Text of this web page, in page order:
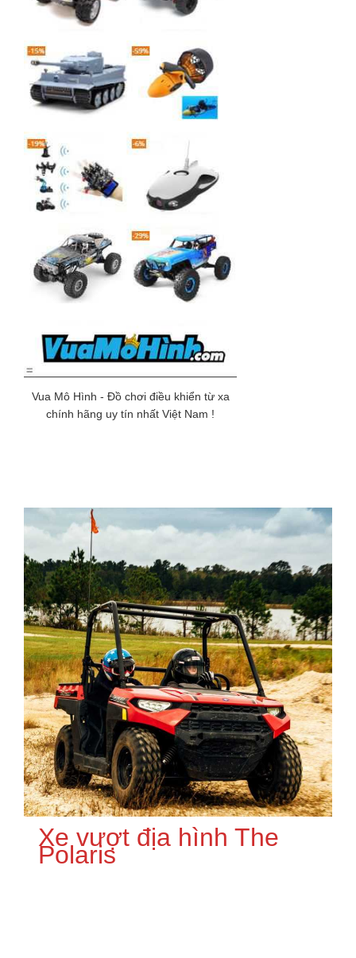
Vua Mô Hình - Đồ chơi điều khiển từ xa
chính hãng uy tín nhất Việt Nam !
Xe vượt địa hình The
Polaris